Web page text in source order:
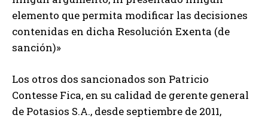
elemento que permita modificar las decisiones
contenidas en dicha Resolución Exenta (de
sanción)»
Los otros dos sancionados son Patricio
Contesse Fica, en su calidad de gerente general
de Potasios S.A., desde septiembre de 2011,